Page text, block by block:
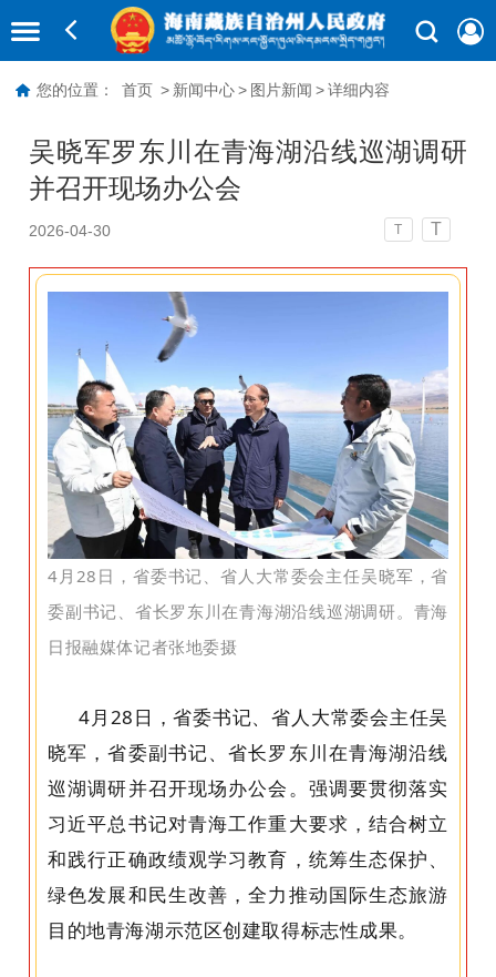
您的位置： 首页 > 新闻中心 > 图片新闻 > 详细内容
吴晓军罗东川在青海湖沿线巡湖调研
并召开现场办公会
2026-04-30 T T
4月28日，省委书记、省人大常委会主任吴晓军，省
委副书记、省长罗东川在青海湖沿线巡湖调研。青海
日报融媒体记者张地委摄
4月28日，省委书记、省人大常委会主任吴
晓军，省委副书记、省长罗东川在青海湖沿线
巡湖调研并召开现场办公会。强调要贯彻落实
习近平总书记对青海工作重大要求，结合树立
和践行正确政绩观学习教育，统筹生态保护、
绿色发展和民生改善，全力推动国际生态旅游
目的地青海湖示范区创建取得标志性成果。